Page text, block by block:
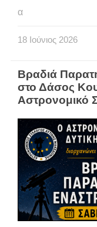
α
18 Ιούνιος 2026
Βραδιά
στο Δάσος
Αστρονομικό